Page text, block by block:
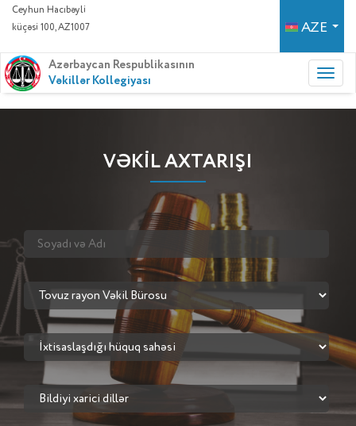
Ceyhun Hacıbəyli
küçəsi 100, AZ1007
AZE
Azərbaycan Respublikasının
Vəkillər Kollegiyası
VƏKİL AXTARIŞI